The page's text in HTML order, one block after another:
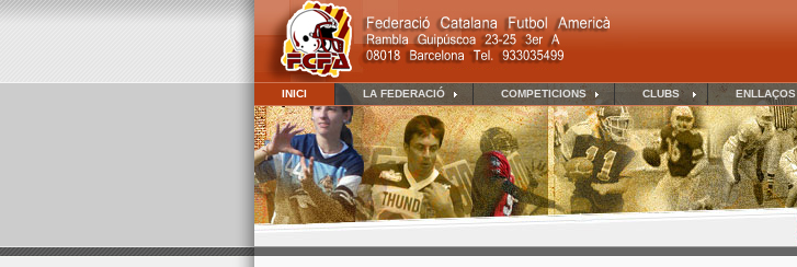
INICI LA FEDERACIÓ COMPETICIONS CLUBS ENLLAÇOS